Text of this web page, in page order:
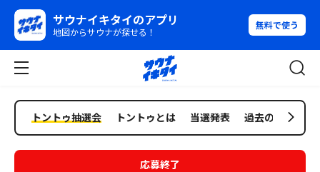
サウナイキタイのアプリ
地図からサウナが探せる！
無料で使う
トントゥ抽選会 トントゥとは 当選発表 過去の抽選会
応募終了